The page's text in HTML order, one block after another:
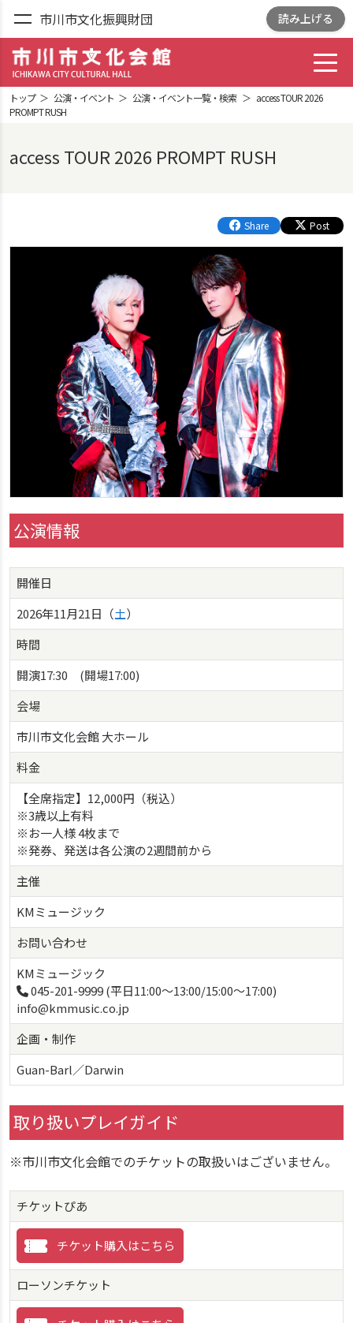
市川市文化振興財団 読み上げる
ICHIKAWA CITY
トップ 公演・イベント 公演・イベント一覧・検索
access TOUR 2026
PROMPT RUSH
access TOUR 2026 PROMPT RUSH
Share Post
公演情報
開催日
2026年11月21日（土）
時間
開演17:30 (開場17:00)
会場
市川市文化会館 大ホール
料金
【全席指定】12,000円（税込）
※3歳以上有料
※お⼀⼈様 4枚まで
※発券、発送は各公演の2週間前から
主催
KMミュージック
お問い合わせ
KMミュージック
045-201-9999 (平⽇11:00〜13:00/15:00〜17:00)
info@kmmusic.co.jp
企画・制作
Guan-Barl／Darwin
取り扱いプレイガイド
※市川市文化会館でのチケットの取扱いはございません。
チケットぴあ
チケット購入はこちら
ローソンチケット